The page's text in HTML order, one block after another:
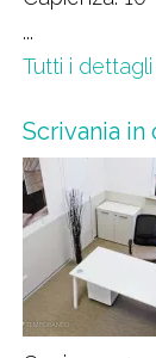
...
Tutti i dettagli
Scrivania in